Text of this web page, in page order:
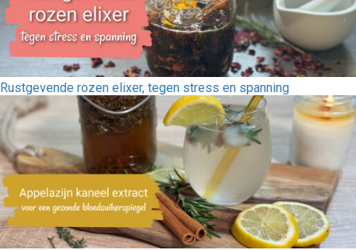
Rustgevende rozen elixer, tegen stress en spanning